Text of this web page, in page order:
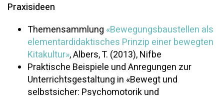
Praxisideen
Themensammlung «Bewegungsbaustellen als
elementardidaktisches Prinzip einer bewegten
Kitakultur», Albers, T. (2013), Nifbe
Praktische Beispiele und Anregungen zur
Unterrichtsgestaltung in «Bewegt und
selbstsicher: Psychomotorik und